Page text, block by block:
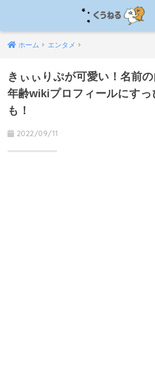
ホーム エンタメ
きぃぃりぷが可愛い！名前
年齢wikiプロフィールにすっ
も！
2022/09/11